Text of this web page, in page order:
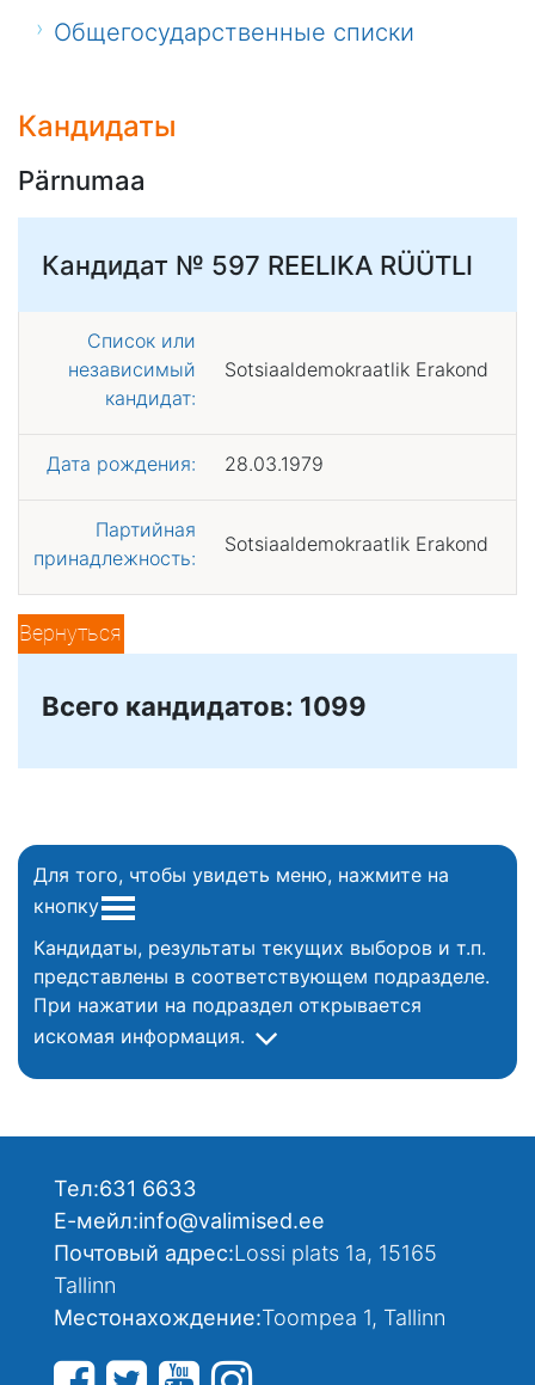
Общегосударственные списки
Кандидаты
Pärnumaa
Кандидат № 597 REELIKA RÜÜTLI
Список или
независимый
кандидат:
Sotsiaaldemokraatlik Erakond
Дата рождения: 28.03.1979
Партийная
принадлежность:
Sotsiaaldemokraatlik Erakond
Вернуться
Всего кандидатов: 1099
Для того, чтобы увидеть меню, нажмите на
кнопку
Кандидаты, результаты текущих выборов и т.п.
представлены в соответствующем подразделе.
При нажатии на подраздел открывается
искомая информация.
Тел:631 6633
Е-мейл:info@valimised.ee
Почтовый адрес:Lossi plats 1a, 15165
Tallinn
Местонахождение:Toompea 1, Tallinn